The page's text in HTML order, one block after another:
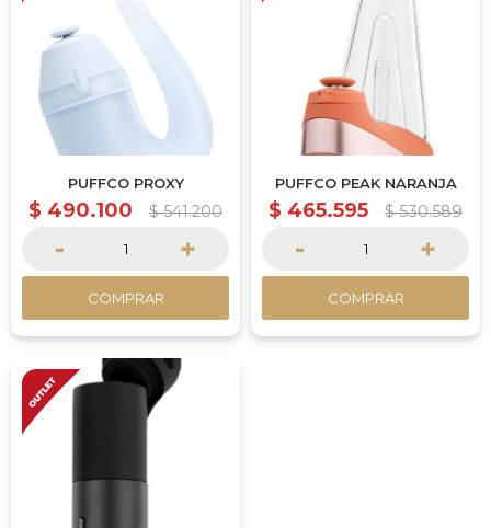
PUFFCO PROXY
$ 490.100 $ 541.200
- +
COMPRAR
PUFFCO PEAK NARANJA
$ 465.595 $ 530.589
- +
COMPRAR